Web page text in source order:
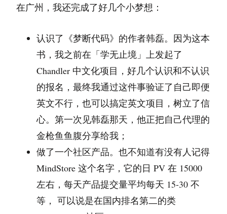
在广州，我还完成了好几个小梦想：
认识了《梦断代码》的作者韩磊。因为这本
书，我之前在「学无止境」上发起了
Chandler 中文化项目，好几个认识和不认识
的报名，最终我通过这件事验证了自己即便
英文不行，也可以搞定英文项目，树立了信
心。第一次见韩磊那天，他正把自己代理的
金枪鱼鱼腹分享给我；
做了一个社区产品。也不知道有没有人记得
MindStore 这个名字，它的日 PV 在 15000
左右，每天产品提交量平均每天 15-30 不
等， 可以说是在国内排名第二的类